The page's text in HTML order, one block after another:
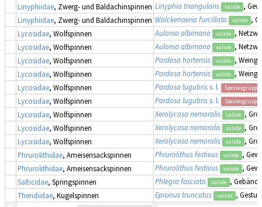
Linyphiidae, Zwerg- und Baldachinspinnen Linyphia triangularis valide ,
Linyphiidae, Zwerg- und Baldachinspinnen Walckenaeria furcillata valide ,
Lycosidae, Wolfspinnen Aulonia albimana valide ,
Lycosidae, Wolfspinnen Aulonia albimana valide ,
Lycosidae, Wolfspinnen Pardosa hortensis valide ,
Lycosidae, Wolfspinnen Pardosa hortensis valide ,
Lycosidae, Wolfspinnen Pardosa lugubriss. l. Speziesgruppe
Lycosidae, Wolfspinnen Pardosa lugubriss. l. Speziesgruppe
Lycosidae, Wolfspinnen Xerolycosa nemoralis valide ,
Lycosidae, Wolfspinnen Xerolycosa nemoralis valide ,
Lycosidae, Wolfspinnen Xerolycosa nemoralis valide ,
Phrurolithidae, Ameisensackspinnen Phrurolithus festivus valide ,
Phrurolithidae, Ameisensackspinnen Phrurolithus festivus valide ,
Salticidae, Springspinnen Phlegra fasciata valide ,
Theridiidae, Kugelspinnen Episinus truncatus valide ,